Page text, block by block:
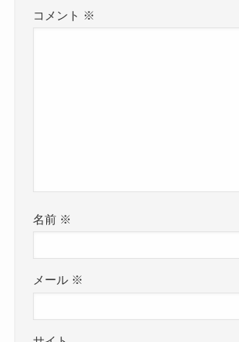
コメント ※
名前 ※
メール ※